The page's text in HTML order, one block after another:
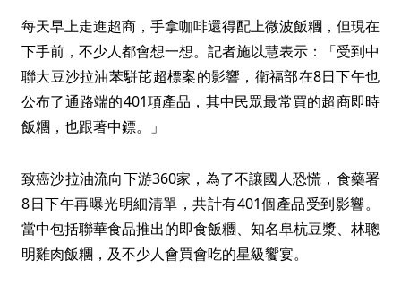
每天早上走進超商，手拿咖啡還得配上微波飯糰，但現在
下手前，不少人都會想一想。記者施以慧表示：「受到中
聯大豆沙拉油苯駢芘超標案的影響，衛福部在8日下午也
公布了通路端的401項產品，其中民眾最常買的超商即時
飯糰，也跟著中鏢。」
致癌沙拉油流向下游360家，為了不讓國人恐慌，食藥署
8日下午再曝光明細清單，共計有401個產品受到影響。
當中包括聯華食品推出的即食飯糰、知名阜杭豆漿、林聰
明雞肉飯糰，及不少人會買會吃的星級饗宴。